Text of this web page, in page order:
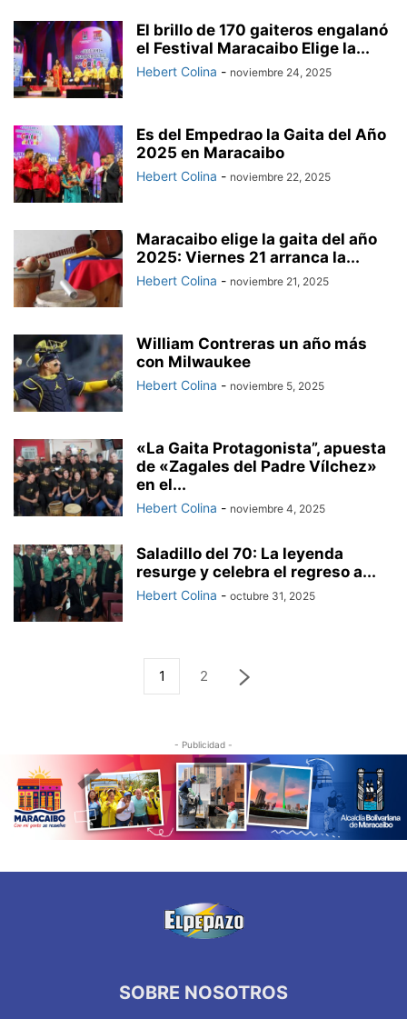
El brillo de 170 gaiteros engalanó
el Festival Maracaibo Elige la...
Hebert Colina - noviembre 24, 2025
Es del Empedrao la Gaita del Año
2025 en Maracaibo
Hebert Colina - noviembre 22, 2025
Maracaibo elige la gaita del año
2025: Viernes 21 arranca la...
Hebert Colina - noviembre 21, 2025
William Contreras un año más
con Milwaukee
Hebert Colina - noviembre 5, 2025
«La Gaita Protagonista”, apuesta
de «Zagales del Padre Vílchez»
en el...
Hebert Colina - noviembre 4, 2025
Saladillo del 70: La leyenda
resurge y celebra el regreso a...
Hebert Colina - octubre 31, 2025
1 2
- Publicidad -
SOBRE NOSOTROS